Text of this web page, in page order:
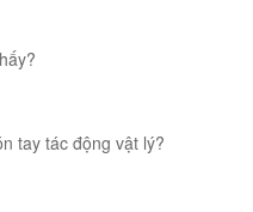
tay tác động vật lý?